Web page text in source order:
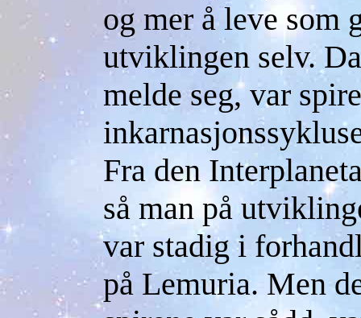
og mer å leve som
utviklingen selv.
melde seg, var
Fra den
så man på
var stadig i
på Lemuria. Men